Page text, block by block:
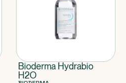
Bioderma Hydrabio
H2O